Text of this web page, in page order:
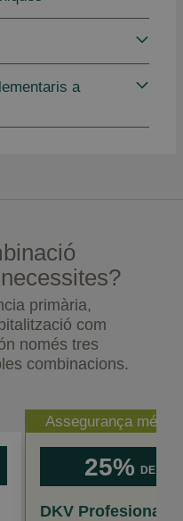
a
primària,
com
només tres
combinacions.
Assegurança més
25% DE DTE.
DKV Profesional